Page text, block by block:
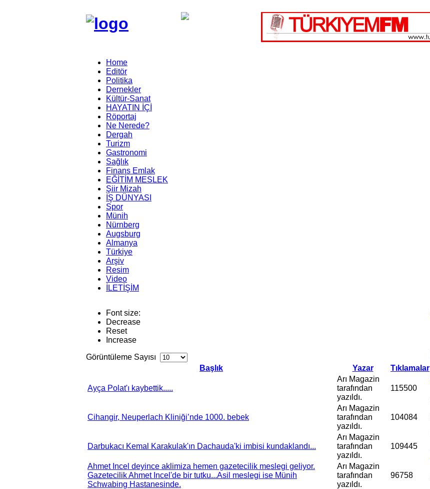
Home
Editör
Politika
Dernekler
Kültür-Sanat
HAYATIN İÇİ
Röportaj
Ne Nerede?
Dergah
Turizm
Gastronomi
Sağlık
Finans Emlak
EĞİTİM MESLEK
Şiir Mizah
İŞ DÜNYASI
Spor
Münih
Nürnberg
Augsburg
Almanya
Türkiye
Arşiv
Resim
Video
İLETİŞİM
Font size:
Decrease
Reset
Increase
Görüntüleme Sayısı
Başlık
Yazar Tıklamalar
Ayça Polat'ı kaybettik.....
Arı Magazin
tarafından
yazıldı.
115500
Cihangir, Neuperlach Kliniği’nde 1000. bebek
Arı Magazin
tarafından
yazıldı.
104084
Darbukacı Kemal Karakulak'ın Dachauda'ki imbisi kundaklandı...
Arı Magazin
tarafından
yazıldı.
109445
Ahmet Incel deyince aklimiza hemen gazetecilik meslegi geliyor.
Gazetecilik Ahmet Incel'de bir tutku...Asil meslegi ise Münih
Schwabing Hastanesinde.
Arı Magazin
tarafından
yazıldı.
96758